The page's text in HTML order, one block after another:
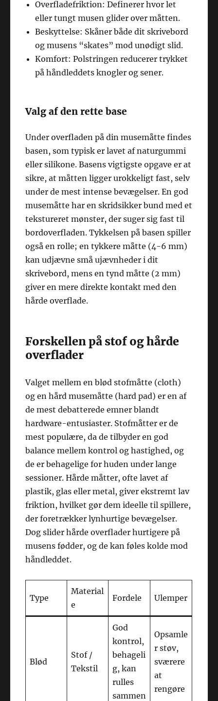
Overfladefriktion: Definerer hvor let
eller tungt musen glider over måtten.
Beskyttelse: Skåner både dit skrivebord
og musens “skates” mod unødigt slid.
Komfort: Polstringen reducerer trykket
på håndleddets knogler og sener.
Valg af den rette base
Under overfladen på din musemåtte findes
basen, som typisk er lavet af naturgummi
eller silikone. Basens vigtigste opgave er at
sikre, at måtten ligger urokkeligt fast, selv
under de mest intense bevægelser. En god
musemåtte har en skridsikker bund med et
tekstureret mønster, der suger sig fast til
bordoverfladen. Tykkelsen på basen spiller
også en rolle; en tykkere måtte (4-6 mm)
kan udjævne små ujævnheder i dit
skrivebord, mens en tynd måtte (2 mm)
giver en mere direkte kontakt med den
hårde overflade.
Forskellen på stof og hårde
overflader
Valget mellem en blød stofmåtte (cloth)
og en hård musemåtte (hard pad) er en af
de mest debatterede emner blandt
hardware-entusiaster. Stofmåtter er de
mest populære, da de tilbyder en god
balance mellem kontrol og hastighed, og
de er behagelige for huden under lange
sessioner. Hårde måtter, ofte lavet af
plastik, glas eller metal, giver ekstremt lav
friktion, hvilket gør dem ideelle til spillere,
der foretrækker lynhurtige bevægelser.
Dog slider hårde overflader hurtigere på
musens fødder, og de kan føles kolde mod
håndleddet.
Type
Material
e
Fordele Ulemper
Blød
Stof /
Tekstil
God
kontrol,
behageli
g, kan
rulles
sammen
Opsamle
r støv,
sværere
at
rengøre